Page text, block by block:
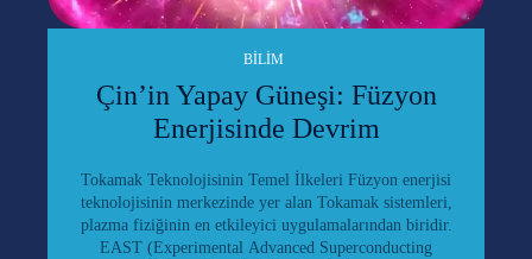
BILIM
Çin’in Yapay Güneşi: Füzyon
Enerjisinde Devrim
Tokamak Teknolojisinin Temel İlkeleri Füzyon enerjisi
teknolojisinin merkezinde yer alan Tokamak sistemleri,
plazma fiziğinin en etkileyici uygulamalarından biridir.
EAST (Experimental Advanced Superconducting